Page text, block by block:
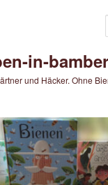
in-
und Häcker. Ohne